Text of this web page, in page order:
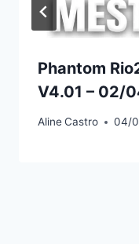
Phantom
V4.01 – 02/
AlineCastro 04/